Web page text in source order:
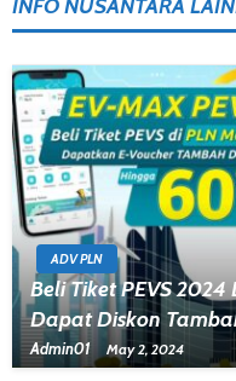
INFO NUSANTARA
ADV PLN
Beli Tiket PEVS
Dapat Diskon
Admin01 May 2, 2024